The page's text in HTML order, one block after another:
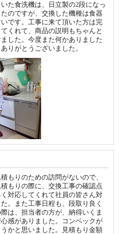
た食洗機は、日立製の2段になっ
のですが、交換した機種は食器
です。工事に来て頂いた方は完
くれて、商品の説明もちゃんと
した。今度また何かありました
りがとうございました。
もりのための訪問がないので、
もりの際に、交換工事の確認点
対応してくれて社員の皆さん対
。また工事日程も、段取り良く
は、担当者の方が、納得いくま
感がありました。コンベックが
かと思いました。見積もり金額